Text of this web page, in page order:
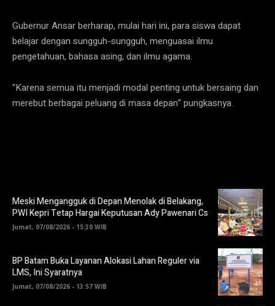
Gubernur Ansar berharap, mulai hari ini, para siswa dapat
belajar dengan sungguh-sungguh, menguasai ilmu
pengetahuan, bahasa asing, dan ilmu agama.
“Karena semua itu menjadi modal penting untuk bersaing dan
merebut berbagai peluang di masa depan” pungkasnya.
Meski Mengangguk di Depan Menolak di Belakang,
PWI Kepri Tetap Hargai Keputusan Ady Pawenari Cs
Jumat, 07/08/2026 - 15:30 WIB
BP Batam Buka Layanan Alokasi Lahan Reguler via
LMS, Ini Syaratnya
Jumat, 07/08/2026 - 13:57 WIB